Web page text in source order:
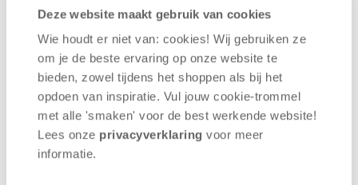
Deze website maakt gebruik van cookies
Wie houdt er niet van: cookies! Wij gebruiken ze
om je de beste ervaring op onze website te
bieden, zowel tijdens het shoppen als bij het
opdoen van inspiratie. Vul jouw cookie-trommel
met alle 'smaken' voor de best werkende website​!
Lees onze privacyverklaring voor meer
informatie.
geven extra punten. Ook kun je punten scoren door bewust
geen dobbelstenen te kiezen. Wie het meest efficiënt
Complexiteit
Geluk
Tactiek